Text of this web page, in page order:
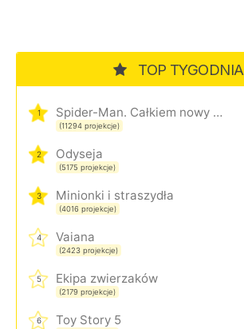
TOP TYGODNIA
1 Spider-Man. Całkiem nowy dzień
(11294 projekcje)
2 Odyseja
(5175 projekcje)
3 Minionki i straszydła
(4016 projekcje)
4 Vaiana
(2423 projekcje)
5 Ekipa zwierzaków
(2179 projekcje)
6 Toy Story 5